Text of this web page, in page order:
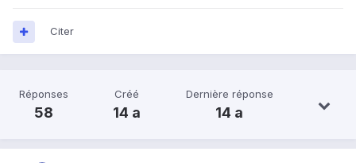
Citer
Réponses
58
Créé
14 a
Dernière réponse
14 a